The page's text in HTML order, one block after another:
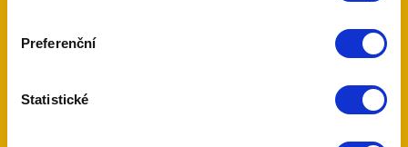
Preferenční
Statistické